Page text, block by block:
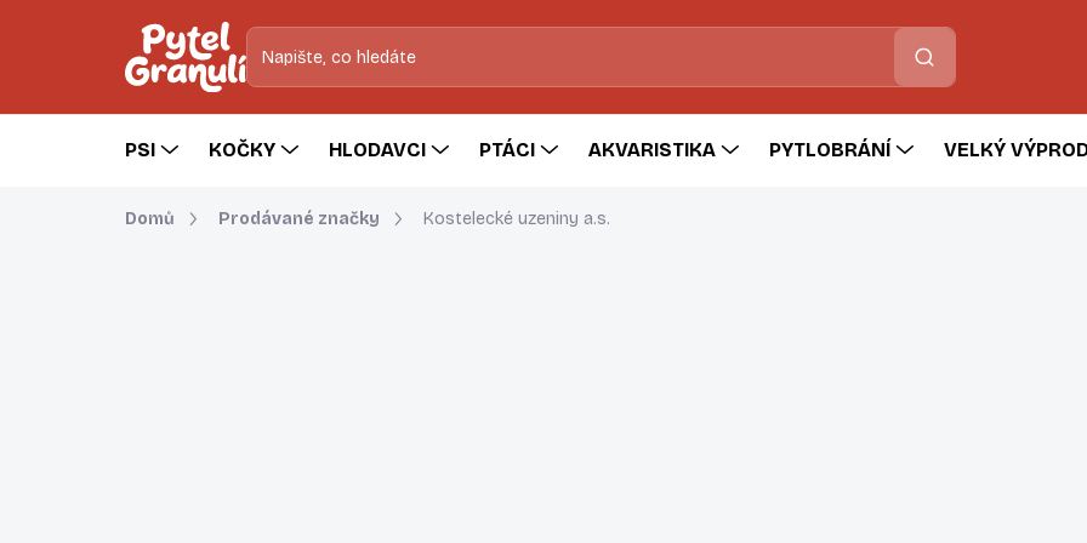
Hledat
PSI KOČKY HLODAVCI PTÁCI AKVARISTIKA PYTLOBRÁNÍ VELKÝ
Domů Prodávané značky Kostelecké uzeniny a.s.